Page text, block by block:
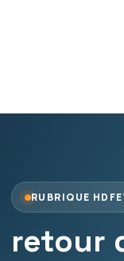
RUBRIQUE
retour